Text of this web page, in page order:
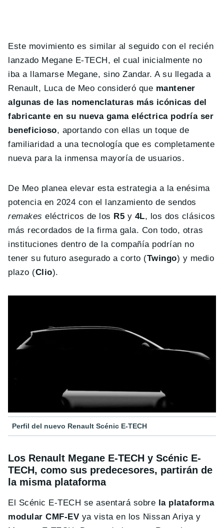
Este movimiento es similar al seguido con el recién
lanzado Megane E-TECH, el cual inicialmente no
iba a llamarse Megane, sino Zandar. A su llegada a
Renault, Luca de Meo consideró que mantener
algunas de las nomenclaturas más icónicas del
fabricante en su nueva gama eléctrica podría ser
beneficioso, aportando con ellas un toque de
familiaridad a una tecnología que es completamente
nueva para la inmensa mayoría de usuarios.
De Meo planea elevar esta estrategia a la enésima
potencia en 2024 con el lanzamiento de sendos
remakes eléctricos de los R5 y 4L, los dos clásicos
más recordados de la firma gala. Con todo, otras
instituciones dentro de la compañía podrían no
tener su futuro asegurado a corto (Twingo) y medio
plazo (Clio).
Perfil del nuevo Renault Scénic E-TECH
Los Renault Megane E-TECH y Scénic E-
TECH, como sus predecesores, partirán de
la misma plataforma
El Scénic E-TECH se asentará sobre la plataforma
modular CMF-EV ya vista en los Nissan Ariya y